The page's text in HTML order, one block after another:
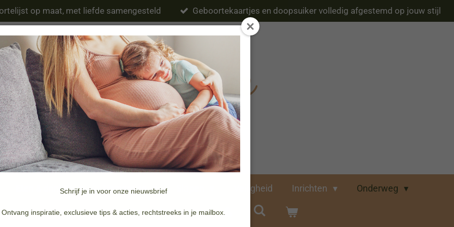
Schrijf je in voor onze nieuwsbrief
Ontvang inspiratie, exclusieve tips & acties, rechtstreeks in je mailbox.
op maat, met liefde samengesteld Geboortekaartjes en doopsuiker volledig afgestemd op jouw stijl
Eten & drinken Verzorging Veiligheid Inrichten Onderweg
Merken Doopsuiker & Geboortekaartjes